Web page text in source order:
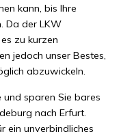
kann, bis Ihre
Da der LKW
zu kurzen
jedoch unser Bestes,
abzuwickeln.
und sparen Sie bares
nach Erfurt.
ein unverbindliches